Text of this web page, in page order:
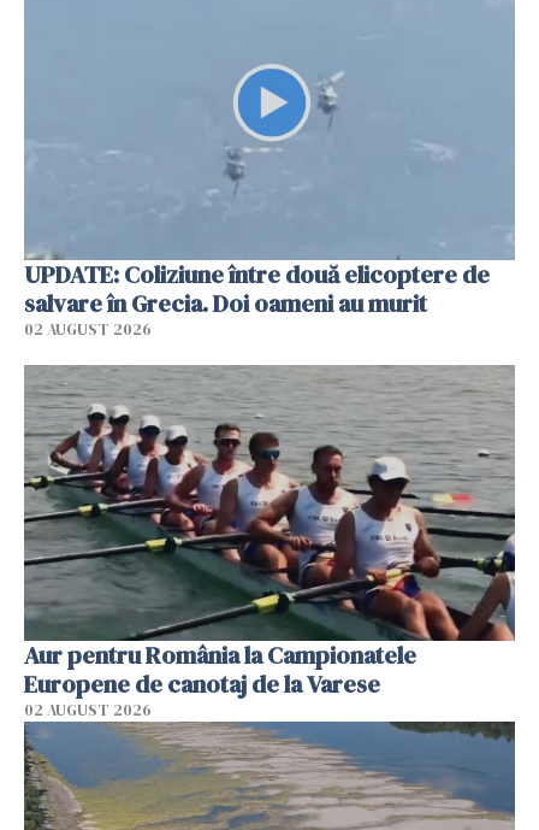
UPDATE: Coliziune între două elicoptere de
salvare în Grecia. Doi oameni au murit
02 AUGUST 2026
Aur pentru România la Campionatele
Europene de canotaj de la Varese
02 AUGUST 2026